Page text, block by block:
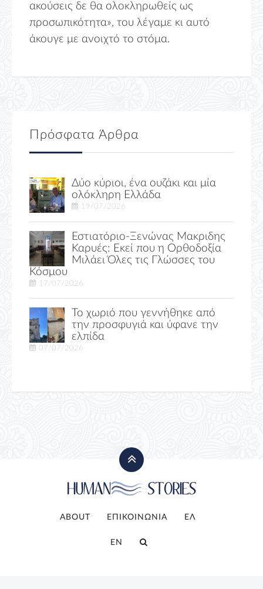
ακούσεις δε θα ολοκληρωθείς ως
προσωπικότητα», του λέγαμε κι αυτό
άκουγε με ανοιχτό το στόμα.
Πρόσφατα Άρθρα
Δύο κύριοι, ένα ουζάκι και μία
ολόκληρη Ελλάδα
19/07/2026
Εστιατόριο-Ξενώνας Μακριδης
Καρυές: Εκεί που η Ορθοδοξία
Μιλάει Όλες τις Γλώσσες του
Κόσμου
17/07/2026
Το χωριό που γεννήθηκε από
την προσφυγιά και ύφανε την
ελπίδα
07/07/2026
ABOUT ΕΠΙΚΟΙΝΩΝΙΑ ΕΛ
EN